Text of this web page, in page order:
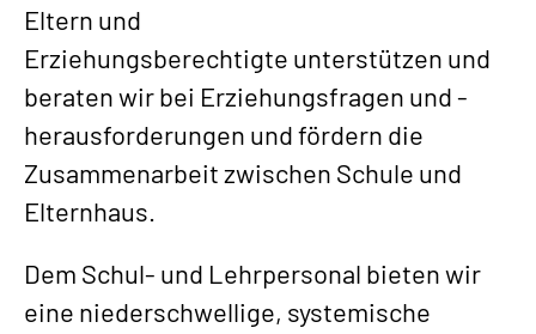
Eltern und
Erziehungsberechtigte unterstützen und
beraten wir bei Erziehungsfragen und -
herausforderungen und fördern die
Zusammenarbeit zwischen Schule und
Elternhaus.
Dem Schul- und Lehrpersonal bieten wir
eine niederschwellige, systemische